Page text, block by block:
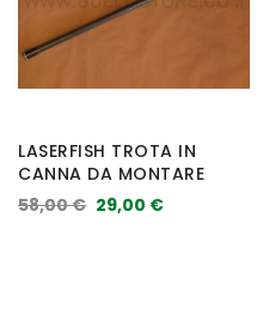
LASERFISH TROTA IN
CANNA DA MONTARE
29,00 €
58,00 €